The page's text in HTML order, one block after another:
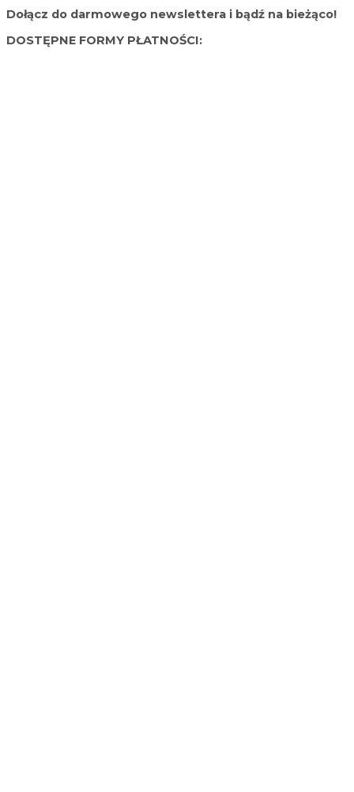
Dołącz do darmowego newslettera i bądź na bieżąco!
DOSTĘPNE FORMY PŁATNOŚCI: